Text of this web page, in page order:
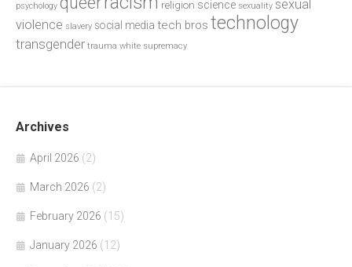
psychology religion science sexuality sexual
violence slavery social media tech bros technology
transgender trauma white supremacy
Archives
April 2026 (2)
March 2026 (2)
February 2026 (15)
January 2026 (12)